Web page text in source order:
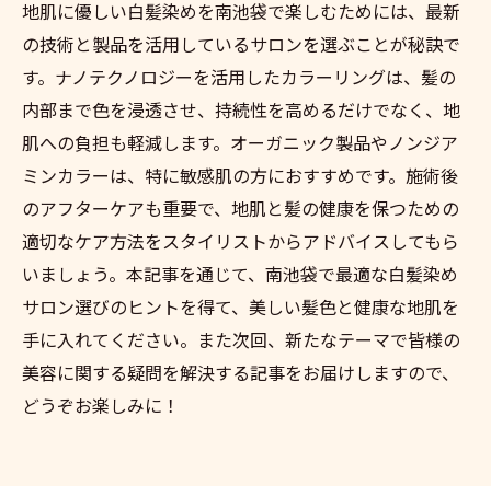
未来型の地肌に優しい白髪染めができる南
池袋のサロン
地肌にやさしい未来の白髪染め技術 in 南池
袋
南池袋で体験する地肌に優しい白髪染めの
進化
次世代の地肌に優しい白髪染めを南池袋で
体験
南池袋で迎える地肌に優しい白髪染めの未
来
白髪染めの新しい可能性を南池袋で発見地肌へ
の配慮も
地肌に優しい白髪染めを南池袋で楽しむためには、最新
の技術と製品を活用しているサロンを選ぶことが秘訣で
す。ナノテクノロジーを活用したカラーリングは、髪の
内部まで色を浸透させ、持続性を高めるだけでなく、地
肌への負担も軽減します。オーガニック製品やノンジア
ミンカラーは、特に敏感肌の方におすすめです。施術後
のアフターケアも重要で、地肌と髪の健康を保つための
適切なケア方法をスタイリストからアドバイスしてもら
いましょう。本記事を通じて、南池袋で最適な白髪染め
サロン選びのヒントを得て、美しい髪色と健康な地肌を
手に入れてください。また次回、新たなテーマで皆様の
美容に関する疑問を解決する記事をお届けしますので、
どうぞお楽しみに！